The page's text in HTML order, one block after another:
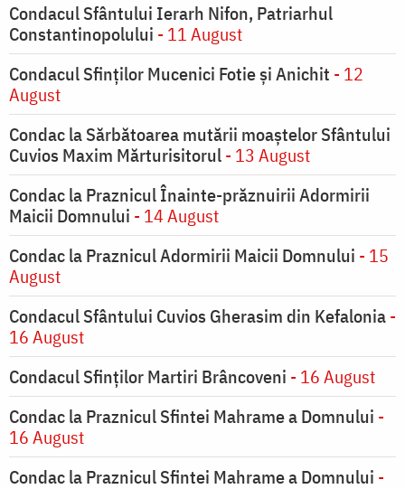
Condacul Sfântului Ierarh Nifon, Patriarhul
Constantinopolului - 11 August
Condacul Sfinţilor Mucenici Fotie şi Anichit - 12
August
Condac la Sărbătoarea mutării moaştelor Sfântului
Cuvios Maxim Mărturisitorul- 13 August
Condac la Praznicul Înainte-prăznuirii Adormirii
Maicii Domnului - 14 August
Condac la Praznicul Adormirii Maicii Domnului - 15
August
Condacul Sfântului Cuvios Gherasim din Kefalonia-
16 August
Condacul Sfinților Martiri Brâncoveni - 16 August
Condac la Praznicul Sfintei Mahrame a Domnului -
16 August
Condac la Praznicul Sfintei Mahrame a Domnului -